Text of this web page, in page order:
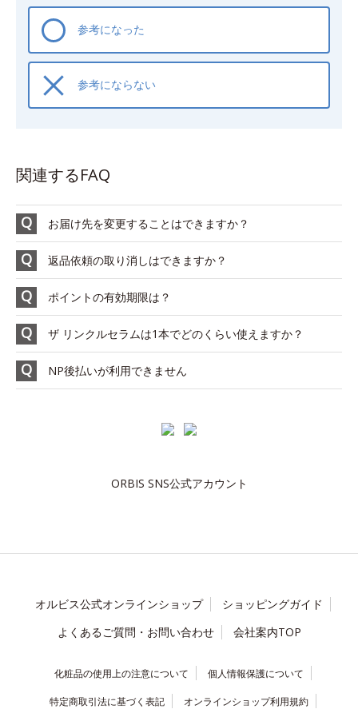
参考になった
参考にならない
関連するFAQ
お届け先を変更することはできますか？
返品依頼の取り消しはできますか？
ポイントの有効期限は？
ザ リンクルセラムは1本でどのくらい使えますか？
NP後払いが利用できません
ORBIS SNS公式アカウント
オルビス公式オンラインショップ
ショッピングガイド
よくあるご質問・お問い合わせ
会社案内TOP
化粧品の使用上の注意について 個人情報保護について
特定商取引法に基づく表記 オンラインショップ利用規約